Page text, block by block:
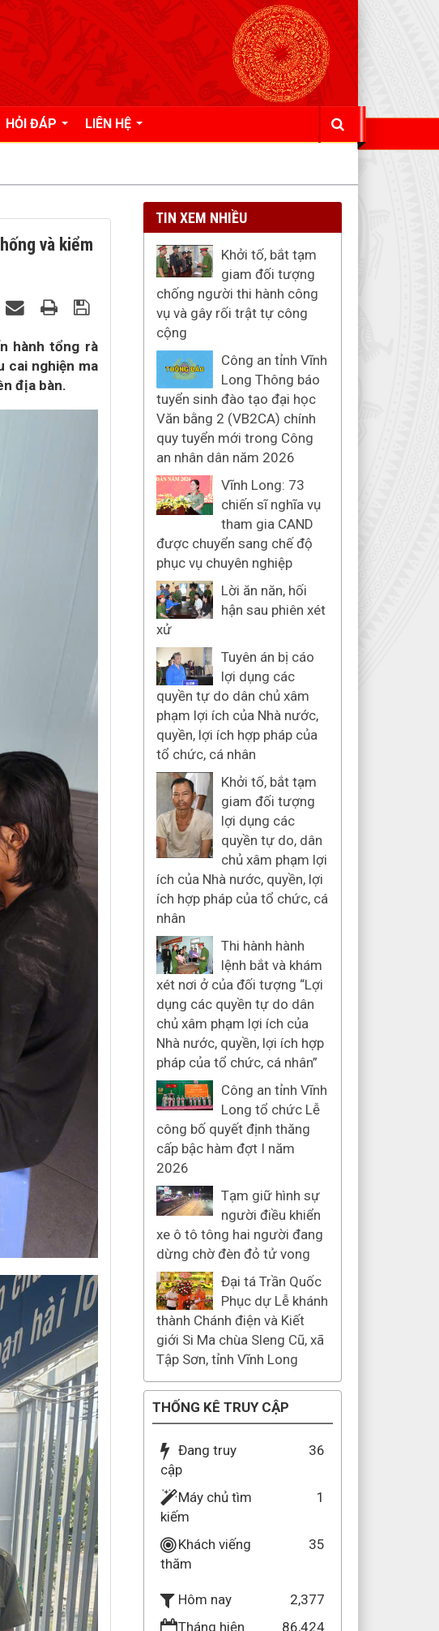
HỎI ĐÁP LIÊN HỆ
và kiểm
hành tổng rà
cai nghiện ma
địa bàn.
TIN XEM NHIỀU
Khởi tố, bắt tạm
giam đối tượng
chống người thi hành công
vụ và gây rối trật tự công
cộng
Công an tỉnh Vĩnh
Long Thông báo
tuyển sinh đào tạo đại học
Văn bằng 2 (VB2CA) chính
quy tuyển mới trong Công
an nhân dân năm 2026
Vĩnh Long: 73
chiến sĩ nghĩa vụ
tham gia CAND
được chuyển sang chế độ
phục vụ chuyên nghiệp
Lời ăn năn, hối
hận sau phiên xét
xử
Tuyên án bị cáo
lợi dụng các
quyền tự do dân chủ xâm
phạm lợi ích của Nhà nước,
quyền, lợi ích hợp pháp của
tổ chức, cá nhân
Khởi tố, bắt tạm
giam đối tượng
lợi dụng các
quyền tự do, dân
chủ xâm phạm lợi
ích của Nhà nước, quyền, lợi
ích hợp pháp của tổ chức, cá
nhân
Thi hành hành
lệnh bắt và khám
xét nơi ở của đối tượng “Lợi
dụng các quyền tự do dân
chủ xâm phạm lợi ích của
Nhà nước, quyền, lợi ích hợp
pháp của tổ chức, cá nhân”
Công an tỉnh Vĩnh
Long tổ chức Lễ
công bố quyết định thăng
cấp bậc hàm đợt I năm
2026
Tạm giữ hình sự
người điều khiển
xe ô tô tông hai người đang
dừng chờ đèn đỏ tử vong
Đại tá Trần Quốc
Phục dự Lễ khánh
thành Chánh điện và Kiết
giới Si Ma chùa Sleng Cũ, xã
Tập Sơn, tỉnh Vĩnh Long
THỐNG KÊ TRUY CẬP
Đang truy
cập
36
Máy chủ tìm
kiếm
1
Khách viếng
thăm
35
Hôm nay
2,377
Tháng hiện
86,424